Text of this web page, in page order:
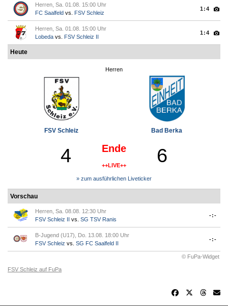
Herren, Sa. 01.08. 15:00 Uhr
FC Saalfeld vs. FSV Schleiz
1:4
Herren, Sa. 01.08. 15:00 Uhr
Lobeda vs. FSV Schleiz II
1:4
Heute
Herren
FSV Schleiz Bad Berka
4 Ende
++LIVE++ 6
» zum ausführlichen Liveticker
Vorschau
Herren, Sa. 08.08. 12:30 Uhr
FSV Schleiz II
vs. SG TSV Ranis
-:-
B-Jugend (U17), Do. 13.08. 18:00 Uhr
FSV Schleiz vs. SG FC Saalfeld II
-:-
© FuPa-Widget
FSV Schleiz auf FuPa